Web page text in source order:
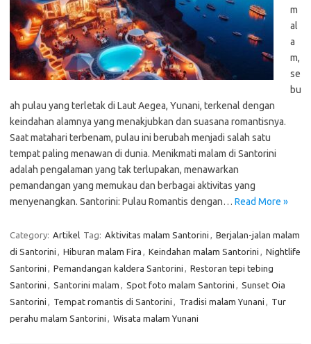
m
al
a
m,
se
bu
ah pulau yang terletak di Laut Aegea, Yunani, terkenal dengan
keindahan alamnya yang menakjubkan dan suasana romantisnya.
Saat matahari terbenam, pulau ini berubah menjadi salah satu
tempat paling menawan di dunia. Menikmati malam di Santorini
adalah pengalaman yang tak terlupakan, menawarkan
pemandangan yang memukau dan berbagai aktivitas yang
menyenangkan. Santorini: Pulau Romantis dengan… Read More »
Category: Artikel Tag: Aktivitas malam Santorini , Berjalan-jalan malam
di Santorini , Hiburan malam Fira , Keindahan malam Santorini , Nightlife
Santorini , Pemandangan kaldera Santorini , Restoran tepi tebing
Santorini , Santorini malam , Spot foto malam Santorini , Sunset Oia
Santorini , Tempat romantis di Santorini , Tradisi malam Yunani , Tur
perahu malam Santorini , Wisata malam Yunani